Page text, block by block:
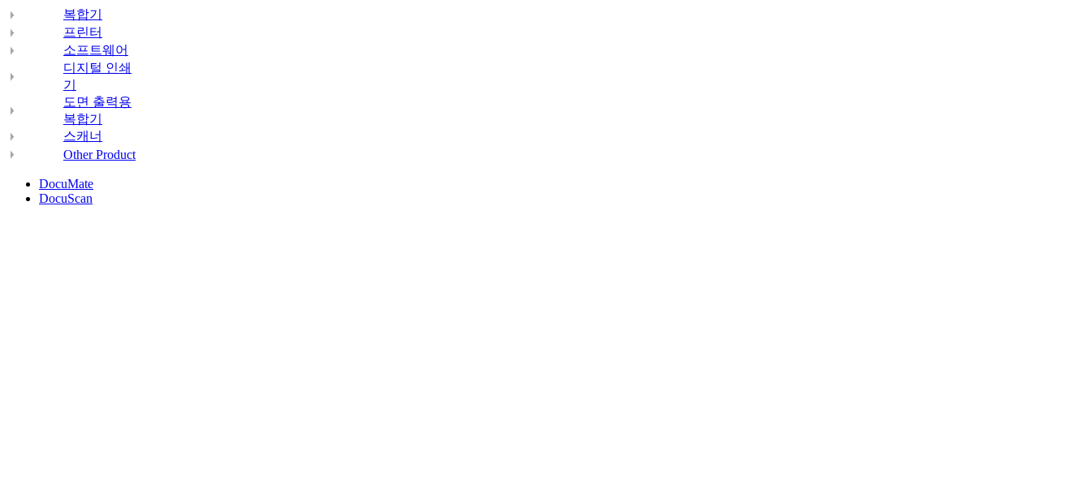
복합기
프린터
소프트웨어
디지털 인쇄
기
도면 출력용
복합기
스캐너
Other Product
DocuMate
DocuScan